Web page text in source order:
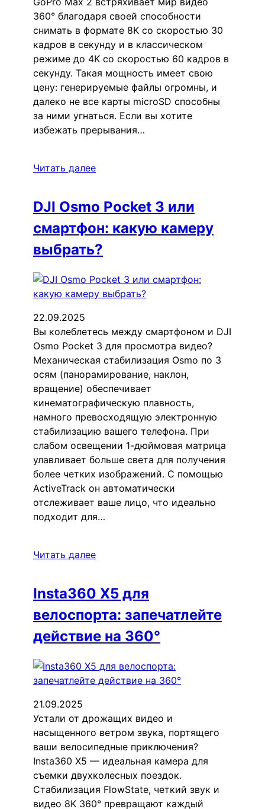
360° благодаря своей способности
снимать в формате 8K со скоростью 30
кадров в секунду и в классическом
режиме до 4K со скоростью 60 кадров в
секунду. Такая мощность имеет свою
цену: генерируемые файлы огромны, и
далеко не все карты microSD способны
за ними угнаться. Если вы хотите
избежать прерывания…
Читать далее
DJI Osmo Pocket 3 или
смартфон: какую камеру
выбрать?
22.09.2025
Вы колеблетесь между смартфоном и DJI
Osmo Pocket 3 для просмотра видео?
Механическая стабилизация Osmo по 3
осям (панорамирование, наклон,
вращение) обеспечивает
кинематографическую плавность,
намного превосходящую электронную
стабилизацию вашего телефона. При
слабом освещении 1-дюймовая матрица
улавливает больше света для получения
более четких изображений. С помощью
ActiveTrack он автоматически
отслеживает ваше лицо, что идеально
подходит для…
Читать далее
Insta360 X5 для
велоспорта: запечатлейте
действие на 360°
21.09.2025
Устали от дрожащих видео и
насыщенного ветром звука, портящего
ваши велосипедные приключения?
Insta360 X5 — идеальная камера для
съемки двухколесных поездок.
Стабилизация FlowState, четкий звук и
видео 8K 360° превращают каждый